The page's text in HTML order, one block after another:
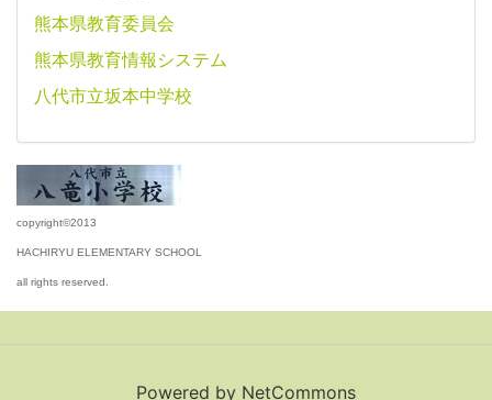
熊本県教育委員会
熊本県教育情報システム
八代市立坂本中学校
copyright©2013
HACHIRYU ELEMENTARY SCHOOL
all rights reserved.
Powered by NetCommons